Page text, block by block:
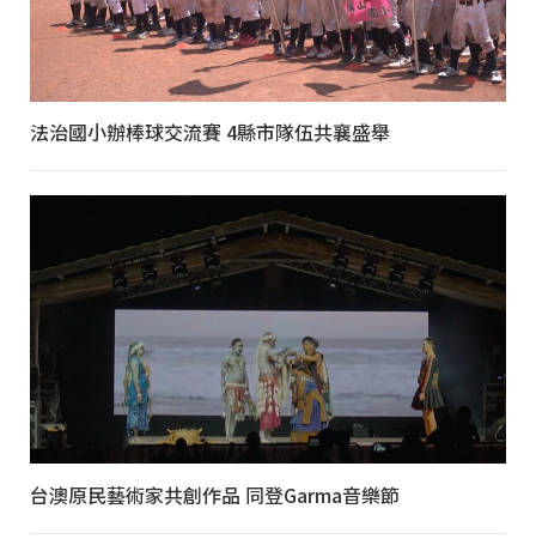
法治國小辦棒球交流賽 4縣市隊伍共襄盛舉
台澳原民藝術家共創作品 同登Garma音樂節